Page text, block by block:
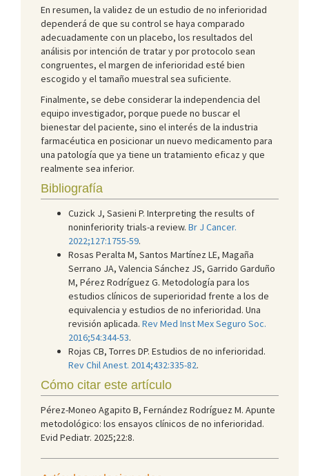
En resumen, la validez de un estudio de no inferioridad
dependerá de que su control se haya comparado
adecuadamente con un placebo, los resultados del
análisis por intención de tratar y por protocolo sean
congruentes, el margen de inferioridad esté bien
escogido y el tamaño muestral sea suficiente.
Finalmente, se debe considerar la independencia del
equipo investigador, porque puede no buscar el
bienestar del paciente, sino el interés de la industria
farmacéutica en posicionar un nuevo medicamento para
una patología que ya tiene un tratamiento eficaz y que
realmente sea inferior.
Bibliografía
Cuzick J, Sasieni P. Interpreting the results of
noninferiority trials-a review. Br J Cancer.
2022;127:1755-59.
Rosas Peralta M, Santos Martínez LE, Magaña
Serrano JA, Valencia Sánchez JS, Garrido Garduño
M, Pérez Rodríguez G. Metodología para los
estudios clínicos de superioridad frente a los de
equivalencia y estudios de no inferioridad. Una
revisión aplicada. Rev Med Inst Mex Seguro Soc.
2016;54:344-53.
Rojas CB, Torres DP. Estudios de no inferioridad.
Rev Chil Anest. 2014;432:335-82.
Cómo citar este artículo
Pérez-Moneo Agapito B, Fernández Rodríguez M. Apunte
metodológico: los ensayos clínicos de no inferioridad.
Evid Pediatr. 2025;22:8.